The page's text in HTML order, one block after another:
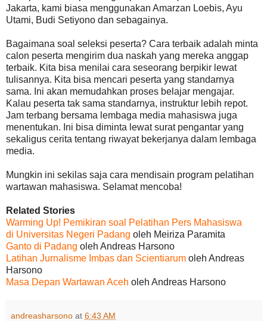
Jakarta, kami biasa menggunakan Amarzan Loebis, Ayu
Utami, Budi Setiyono dan sebagainya.
Bagaimana soal seleksi peserta? Cara terbaik adalah minta
calon peserta mengirim dua naskah yang mereka anggap
terbaik. Kita bisa menilai cara seseorang berpikir lewat
tulisannya. Kita bisa mencari peserta yang standarnya
sama. Ini akan memudahkan proses belajar mengajar.
Kalau peserta tak sama standarnya, instruktur lebih repot.
Jam terbang bersama lembaga media mahasiswa juga
menentukan. Ini bisa diminta lewat surat pengantar yang
sekaligus cerita tentang riwayat bekerjanya dalam lembaga
media.
Mungkin ini sekilas saja cara mendisain program pelatihan
wartawan mahasiswa. Selamat mencoba!
Related Stories
Warming Up! Pemikiran soal Pelatihan Pers Mahasiswa
di Universitas Negeri Padang oleh Meiriza Paramita
Ganto di Padang oleh Andreas Harsono
Latihan Jurnalisme Imbas dan Scientiarum oleh Andreas
Harsono
Masa Depan Wartawan Aceh oleh Andreas Harsono
andreasharsono at 6:43 AM